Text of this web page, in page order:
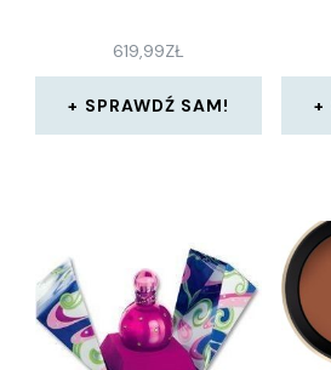
619,99ZŁ
SPRAWDŹ SAM!